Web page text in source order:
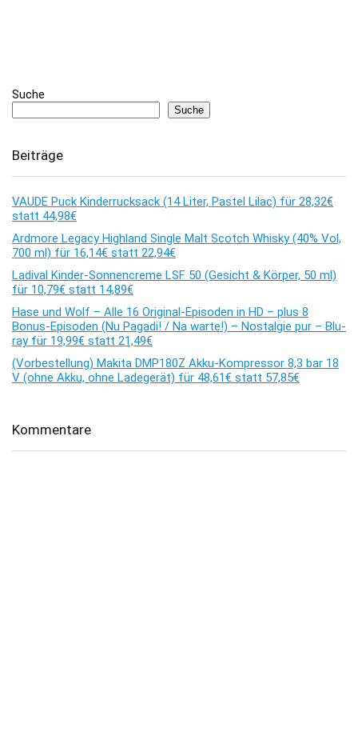
Suche
Suche
Beiträge
VAUDE Puck Kinderrucksack (14 Liter, Pastel Lilac) für 28,32€
statt 44,98€
Ardmore Legacy Highland Single Malt Scotch Whisky (40% Vol,
700 ml) für 16,14€ statt 22,94€
Ladival Kinder-Sonnencreme LSF 50 (Gesicht & Körper, 50 ml)
für 10,79€ statt 14,89€
Hase und Wolf – Alle 16 Original-Episoden in HD – plus 8
Bonus-Episoden (Nu Pagadi! / Na warte!) – Nostalgie pur – Blu-
ray für 19,99€ statt 21,49€
(Vorbestellung) Makita DMP180Z Akku-Kompressor 8,3 bar 18
V (ohne Akku, ohne Ladegerät) für 48,61€ statt 57,85€
Kommentare